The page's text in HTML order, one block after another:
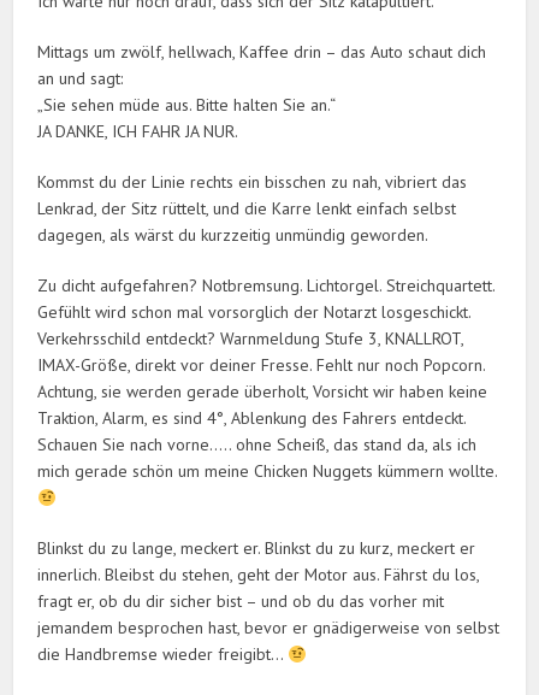
Mittags um zwölf, hellwach, Kaffee drin – das Auto schaut dich
an und sagt:
„Sie sehen müde aus. Bitte halten Sie an.“
JA DANKE, ICH FAHR JA NUR.
Kommst du der Linie rechts ein bisschen zu nah, vibriert das
Lenkrad, der Sitz rüttelt, und die Karre lenkt einfach selbst
dagegen, als wärst du kurzzeitig unmündig geworden.
Zu dicht aufgefahren? Notbremsung. Lichtorgel. Streichquartett.
Gefühlt wird schon mal vorsorglich der Notarzt losgeschickt.
Verkehrsschild entdeckt? Warnmeldung Stufe 3, KNALLROT,
IMAX-Größe, direkt vor deiner Fresse. Fehlt nur noch Popcorn.
Achtung, sie werden gerade überholt, Vorsicht wir haben keine
Traktion, Alarm, es sind 4°, Ablenkung des Fahrers entdeckt.
Schauen Sie nach vorne….. ohne Scheiß, das stand da, als ich
mich gerade schön um meine Chicken Nuggets kümmern wollte.
Blinkst du zu lange, meckert er. Blinkst du zu kurz, meckert er
innerlich. Bleibst du stehen, geht der Motor aus. Fährst du los,
fragt er, ob du dir sicher bist – und ob du das vorher mit
jemandem besprochen hast, bevor er gnädigerweise von selbst
die Handbremse wieder freigibt…